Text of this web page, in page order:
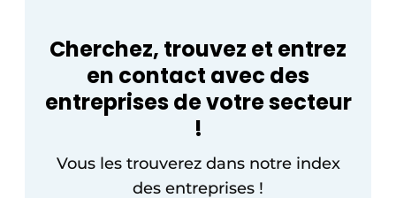
Cherchez, trouvez et entrez
en contact avec des
entreprises de votre secteur
!
Vous les trouverez dans notre index
des entreprises !